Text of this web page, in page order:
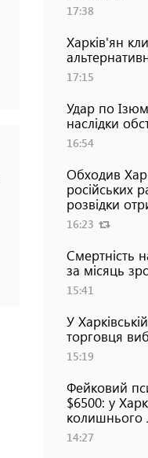
17:38
Харків'ян
17:15
Удар по
наслідки
16:54
Обходив
російських
розвідки
16:23
Смертність
за місяць
15:41
У
торговця
15:19
Фейковий
$6500: у
колишнього
14:27